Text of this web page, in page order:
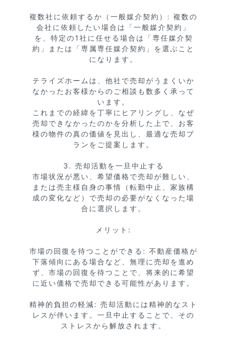
複数社に依頼するか（一般媒介契約）: 複数の
会社に依頼したい場合は「一般媒介契約」
を、特定の1社に任せる場合は「専任媒介契
約」または「専属専任媒介契約」を選ぶこと
になります。
テライズホームは、他社で売却がうまくいか
なかったお客様からのご相談も数多く承って
います。
これまでの経緯を丁寧にヒアリングし、なぜ
売却できなかったのかを分析した上で、お客
様の物件の真の価値を見出し、最適な売却プ
ランをご提案します。
3. 売却活動を一旦中止する
市場状況が悪い、希望価格で売却が難しい、
または売主様自身の事情（転勤中止、家族構
成の変化など）で売却の必要がなくなった場
合に選択します。
メリット:
市場の回復を待つことができる: 不動産価格が
下落傾向にある場合など、無理に売却を進め
ず、市場の回復を待つことで、将来的に希望
に近い価格で売却できる可能性があります。
精神的負担の軽減: 売却活動には精神的なスト
レスが伴います。一旦中止することで、その
ストレスから解放されます。